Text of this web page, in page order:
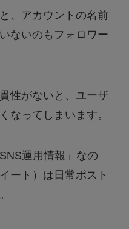
、アカウントの名前
ないのもフォロワー
性がないと、ユーザ
なってしまいます。
運用情報」なの
ート）は日常ポスト